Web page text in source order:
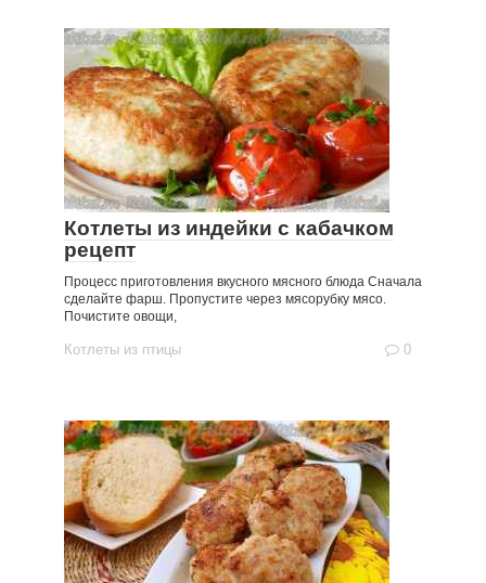
Котлеты из индейки с кабачком
рецепт
Процесс приготовления вкусного мясного блюда Сначала
сделайте фарш. Пропустите через мясорубку мясо.
Почистите овощи,
Котлеты из птицы 0